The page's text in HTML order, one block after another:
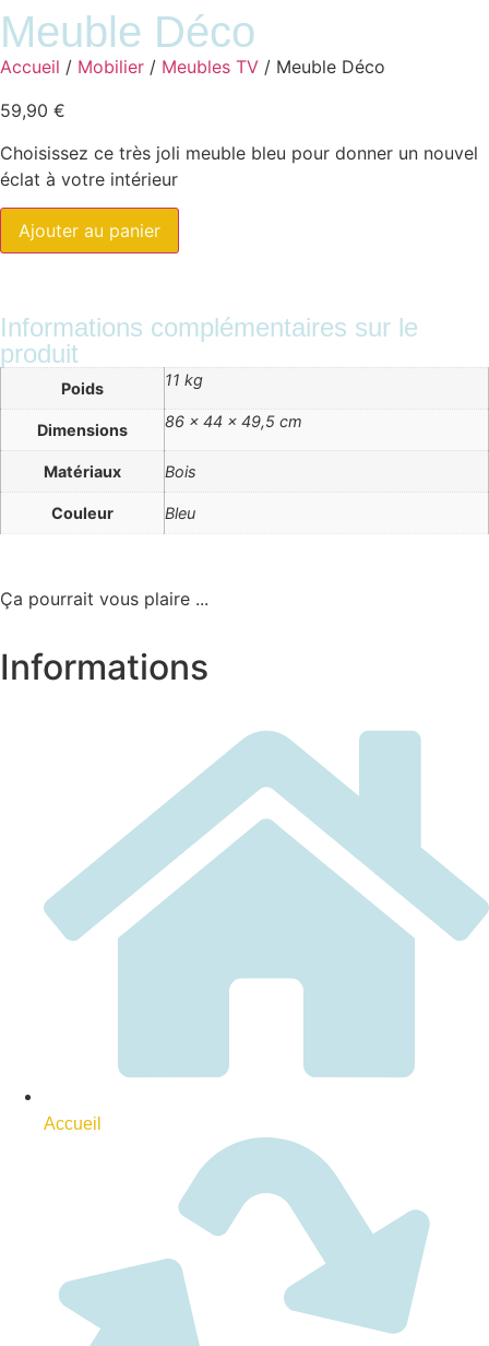
Meuble Déco
Accueil / Mobilier / Meubles TV / Meuble Déco
59,90 €
Choisissez ce très joli meuble bleu pour donner un nouvel
éclat à votre intérieur
Ajouter au panier
Informations complémentaires sur le
produit
Poids 11 kg
Dimensions 86 × 44 × 49,5 cm
Matériaux Bois
Couleur Bleu
Ça pourrait vous plaire ...
Informations
Accueil